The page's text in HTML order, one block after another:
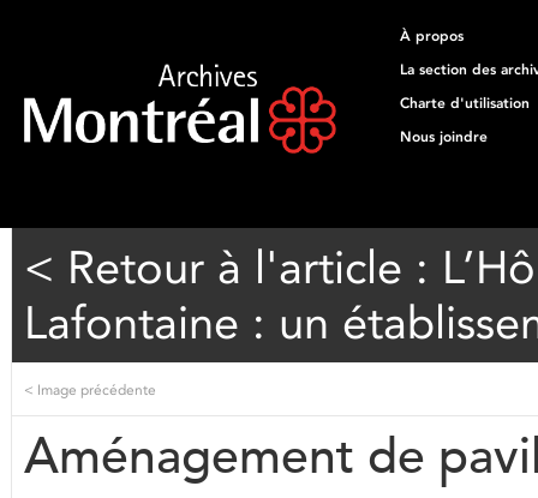
À propos
La section des
Charte d'utilisation
Nous joindre
< Retour à l'article :
Lafontaine : un
< Image précédente
Aménagement de